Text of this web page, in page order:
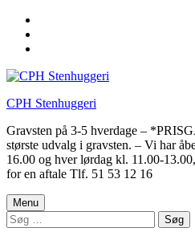
content
footer
CPH Stenhuggeri
Gravsten på 3-5 hverdage –
største udvalg i gravsten. – Vi har
16.00 og hver lørdag kl. 11.00-
for en aftale Tlf. 51 53 12 16
Menu
Søg
efter: